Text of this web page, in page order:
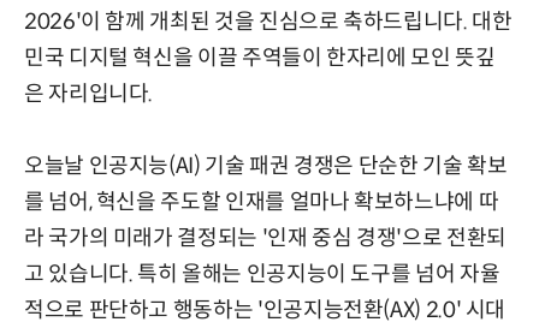
2026'이 함께 개최된 것을 진심으로 축하드립니다. 대한
민국 디지털 혁신을 이끌 주역들이 한자리에 모인 뜻깊
은 자리입니다.
오늘날 인공지능(AI) 기술 패권 경쟁은 단순한 기술 확보
를 넘어, 혁신을 주도할 인재를 얼마나 확보하느냐에 따
라 국가의 미래가 결정되는 '인재 중심 경쟁'으로 전환되
고 있습니다. 특히 올해는 인공지능이 도구를 넘어 자율
적으로 판단하고 행동하는 '인공지능전환(AX) 2.0' 시대